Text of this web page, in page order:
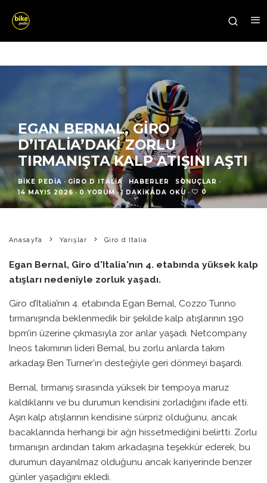
EGAN BERNAL, GIRO
D’ITALIA’DAKI ZORLU
TIRMANIŞTA KALP ATIŞINI AŞTI
BIKE PEDIA · GIRO D ITALIA HABERLER SONUÇLAR ·
14 MAYIS 2026 · 0 YORUM · 1 DAKIKADA OKU · 0
Anasayfa Yarışlar Giro d Italia
Egan Bernal, Giro d'Italia'nın 4. etabında yüksek kalp
atışları nedeniyle zorluk yaşadı.
Giro d’Italia’nın 4. etabında Egan Bernal, Cozzo Tunno
tırmanışında beklenmedik bir şekilde kalp atışlarının 190
bpm’in üzerine çıkmasıyla zor anlar yaşadı. Netcompany
Ineos takımının lideri Bernal, bu zorlu anlarda takım
arkadaşı Ben Turner’ın desteğiyle geri dönmeyi başardı.
Bernal, tırmanış sırasında yüksek bir tempoya maruz
kaldıklarını ve bu durumun kendisini zorladığını ifade etti.
Aşırı kalp atışlarının kendisine sürpriz olduğunu, ancak
bacaklarında herhangi bir ağrı hissetmediğini belirtti. Zorlu
tırmanışın ardından takım arkadaşına teşekkür ederek, bu
durumun dayanılmaz olduğunu ancak kariyerinde benzer
günler yaşadığını ekledi.